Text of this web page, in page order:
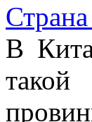
В